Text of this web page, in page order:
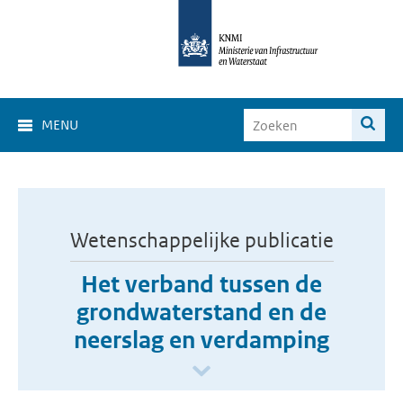
MENU
Wetenschappelijke publicatie
Het verband tussen de
grondwaterstand en de
neerslag en verdamping